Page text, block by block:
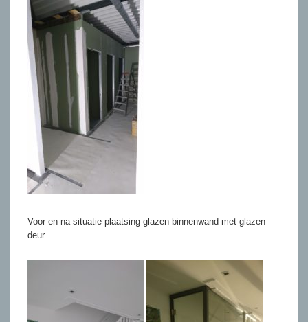
Voor en na situatie plaatsing glazen binnenwand met glazen
deur